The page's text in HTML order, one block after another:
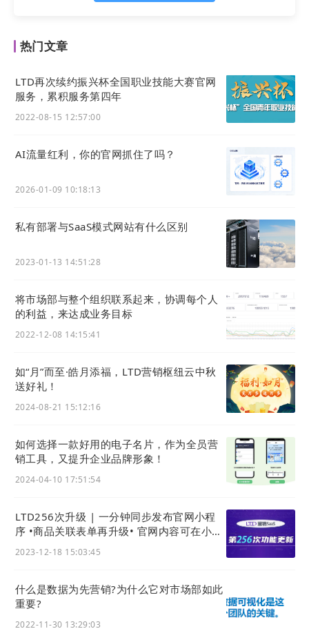
热门文章
LTD再次续约振兴杯全国职业技能大赛官网
服务，累积服务第四年
2022-08-15 12:57:00
AI流量红利，你的官网抓住了吗？
2026-01-09 10:18:13
私有部署与SaaS模式网站有什么区别
2023-01-13 14:51:28
将市场部与整个组织联系起来，协调每个人
的利益，来达成业务目标
2022-12-08 14:15:41
如“月”而至·皓月添福，LTD营销枢纽云中秋
送好礼！
2024-08-21 15:12:16
如何选择一款好用的电子名片，作为全员营
销工具，又提升企业品牌形象！
2024-04-10 17:51:54
LTD256次升级 | 一分钟同步发布官网小程
序 •商品关联表单再升级• 官网内容可在小程
2023-12-18 15:03:45
什么是数据为先营销?为什么它对市场部如此
重要?
2022-11-30 13:29:03